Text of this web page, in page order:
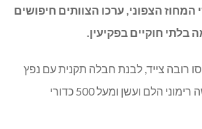
הצפוני, ערכו הצוותים חיפושים
בלתי חוקיים בפקיעין.
רובה צייד, לבנת חבלה תקנית עם נפץ
מוכנה להפעלה, שלושה רימוני הלם ועשן ומעל 500 כדורי